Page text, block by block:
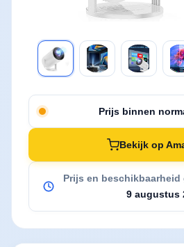
Prijs binnen
Bekijk op
Prijs en
9 augustus